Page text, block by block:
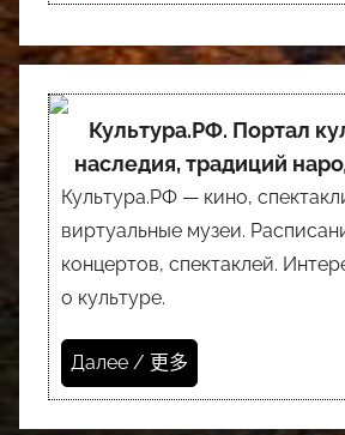
Культура.РФ. Портал
наследия, традиций
Культура.РФ — кино,
виртуальные музеи.
концертов, спектаклей.
о культуре.
Далее / 更多